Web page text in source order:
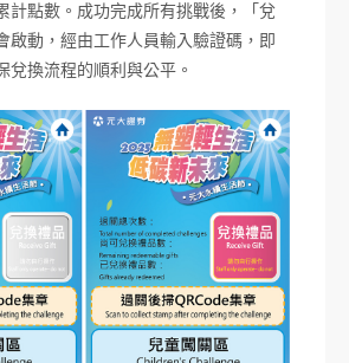
計點數。成功完成所有挑戰後，「兌
啟動，經由工作人員輸入驗證碼，即
兌換流程的順利與公平。